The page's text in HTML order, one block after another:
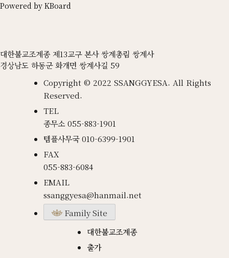
Powered by KBoard
대한불교조계종 제13교구 본사 쌍계총림 쌍계사
경상남도 하동군 화개면 쌍계사길 59
Copyright © 2022 SSANGGYESA. All Rights
Reserved.
TEL
종무소055-883-1901
템플사무국010-6399-1901
FAX
055-883-6084
EMAIL
ssanggyesa@hanmail.net
Family Site
대한불교조계종
출가